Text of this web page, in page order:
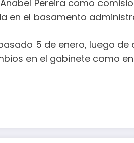
Pereira como
en el basamento
5 de enero, luego de
en el gabinete como